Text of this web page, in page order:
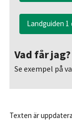
Landguiden 1
Vad får jag?
Se exempel på
Texten är